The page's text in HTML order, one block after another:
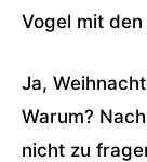
Vogel mit den
Ja,
Warum?
nicht zu